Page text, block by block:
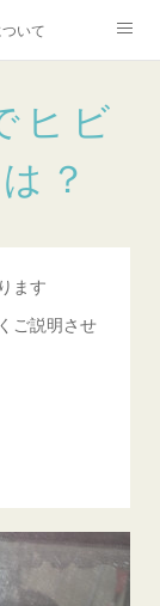
いて
取り
き
ペア施工価格
ヒビ
？
ます
ご説明させ